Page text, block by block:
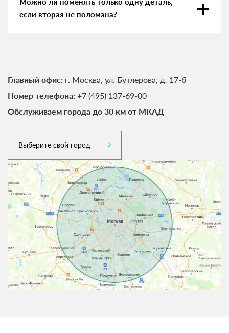
если вторая не поломана?
Главный офис: г. Москва, ул. Бутлерова, д. 17-б
Номер телефона: +7 (495) 137-69-00
Обслуживаем города до 30 км от МКАД
Выберите свой город